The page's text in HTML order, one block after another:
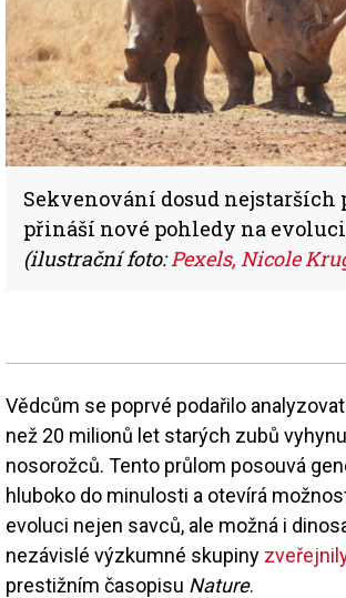
Sekvenování dosud nejstarších
přináší nové pohledy na evoluci
(ilustrační foto:Pexels, Nicole
Vědcům se poprvé podařilo
než 20 milionů let starých zubů
nosorožců. Tento průlom posouvá
hluboko do minulosti a otevírá
evoluci nejen savců, ale možná i
nezávislé výzkumné skupiny
prestižním časopisu Nature.